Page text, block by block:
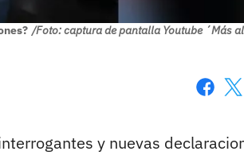
/Foto: captura de pantalla Youtube ´Más
y nuevas